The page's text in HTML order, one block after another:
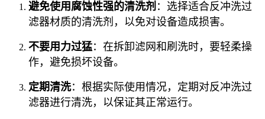
避免使用腐蚀性强的清洗剂 ：选择适合反冲洗过
滤器材质的清洗剂，以免对设备造成损害。
不要用力过猛：在拆卸滤网和刷洗时，要轻柔操
作，避免损坏设备。
定期清洗：根据实际使用情况，定期对反冲洗过
滤器进行清洗，以保证其正常运行。